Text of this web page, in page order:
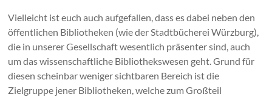
Vielleicht ist euch auch aufgefallen, dass es dabei neben den
öffentlichen Bibliotheken (wie der Stadtbücherei Würzburg),
die in unserer Gesellschaft wesentlich präsenter sind, auch
um das wissenschaftliche Bibliothekswesen geht. Grund für
diesen scheinbar weniger sichtbaren Bereich ist die
Zielgruppe jener Bibliotheken, welche zum Großteil